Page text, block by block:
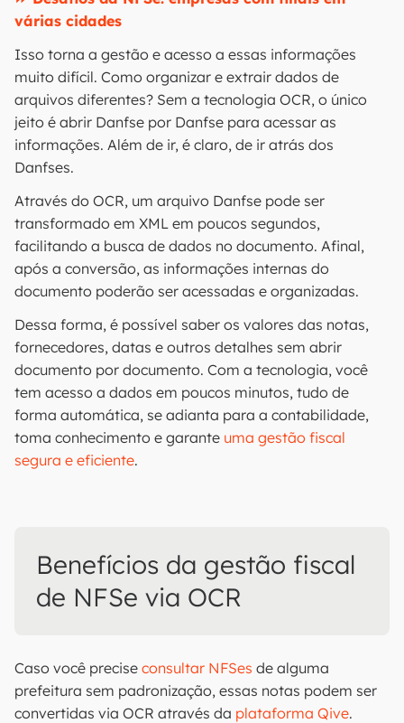
várias cidades
Isso torna a gestão e acesso a essas informações
muito difícil. Como organizar e extrair dados de
arquivos diferentes? Sem a tecnologia OCR, o único
jeito é abrir Danfse por Danfse para acessar as
informações. Além de ir, é claro, de ir atrás dos
Danfses.
Através do OCR, um arquivo Danfse pode ser
transformado em XML em poucos segundos,
facilitando a busca de dados no documento. Afinal,
após a conversão, as informações internas do
documento poderão ser acessadas e organizadas.
Dessa forma, é possível saber os valores das notas,
fornecedores, datas e outros detalhes sem abrir
documento por documento. Com a tecnologia, você
tem acesso a dados em poucos minutos, tudo de
forma automática, se adianta para a contabilidade,
toma conhecimento e garante uma gestão fiscal
segura e eficiente.
Benefícios da gestão fiscal
de NFSe via OCR
Caso você precise consultar NFSes de alguma
prefeitura sem padronização, essas notas podem ser
convertidas via OCR através da plataforma Qive.